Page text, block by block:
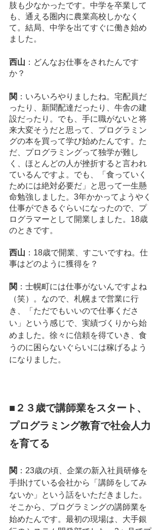
肢も少なかったです。中学を卒業して
も、通える圏内に農業高校しかなく
て。結局、中学を出てすぐに働き始め
ました。
西山 ：どんなお仕事をされたんです
か？
関 ：いろいろやりましたね。宅配員だ
ったり、新聞配達だったり、牛舎の建
設だったり。でも、手に職がないと将
来大変そうだと思って、プログラミン
グの本を買って学び始めたんです。た
だ、プログラミングって独学が難し
く、ほとんどの人が挫折すると言われ
ているんですよ。でも、「食っていく
ためには絶対必要だ」と思って一生懸
命勉強しました。3年かかってようやく
仕事ができるぐらいになったので、プ
ログラマーとして開業しました。18歳
のときです。
西山 ：18歳で開業、すごいですね。仕
事はどのように獲得を？
関 ：士幌町には仕事がないんですよね
（笑）。なので、札幌まで営業に行
き、「ただでもいいので仕事くださ
い」という感じで、実績づくりから始
めました。徐々に信頼を得ていき、食
うのに困らないぐらいには稼げるよう
になりました。
■２３歳で講師業をスタート、
プログラミング教育で社会人力
を育てる
関 ：23歳の頃、企業の新入社員研修を
手掛けている会社から「講師をしてみ
ないか」という話をいただきました。
そこから、プログラミングの講師業を
始めたんです。最初の現場は、大手銀